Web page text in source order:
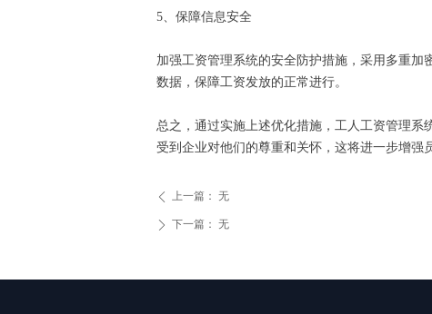
5、保障信息安全
加强工资管理系统的安全防护措施，采用多重
数据，保障工资发放的正常进行。
总之，通过实施上述优化措施，工人工资管理
受到企业对他们的尊重和关怀，这将进一步增强
ꄴ 上一篇： 无
ꄲ 下一篇： 无